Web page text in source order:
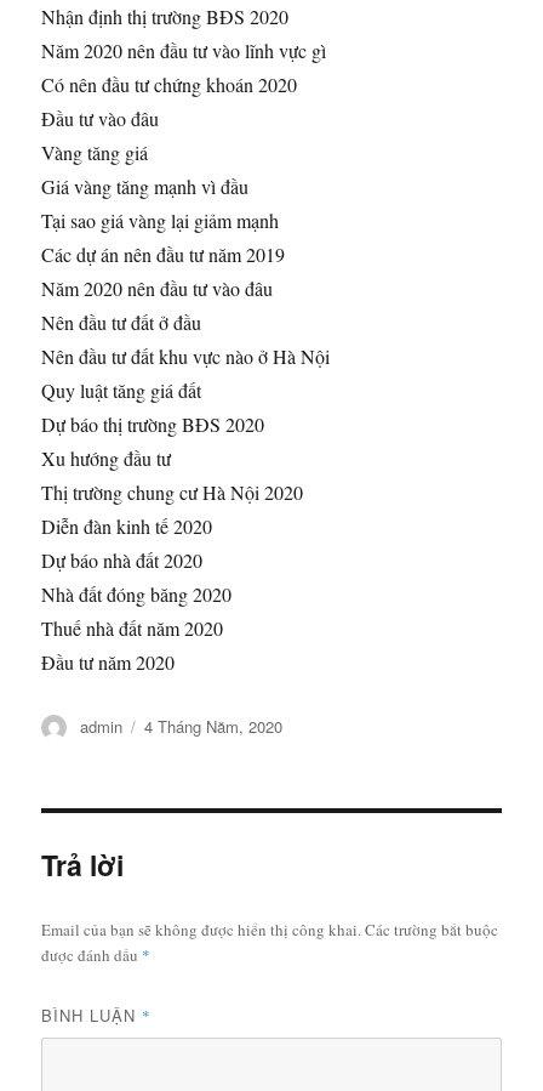
Nhận định thị trường BĐS 2020
Năm 2020 nên đầu tư vào lĩnh vực gì
Có nên đầu tư chứng khoán 2020
Đầu tư vào đâu
Vàng tăng giá
Giá vàng tăng mạnh vì đầu
Tại sao giá vàng lại giảm mạnh
Các dự án nên đầu tư năm 2019
Năm 2020 nên đầu tư vào đâu
Nên đầu tư đất ở đầu
Nên đầu tư đất khu vực nào ở Hà Nội
Quy luật tăng giá đất
Dự báo thị trường BĐS 2020
Xu hướng đầu tư
Thị trường chung cư Hà Nội 2020
Diễn đàn kinh tế 2020
Dự báo nhà đất 2020
Nhà đất đóng băng 2020
Thuế nhà đất năm 2020
Đầu tư năm 2020
Tác
admin
Đăng
4 Tháng Năm, 2020
Trả lời
Email của bạn sẽ không được hiển thị công khai.Các trường bắt buộc
được đánh dấu *
BÌNH LUẬN *